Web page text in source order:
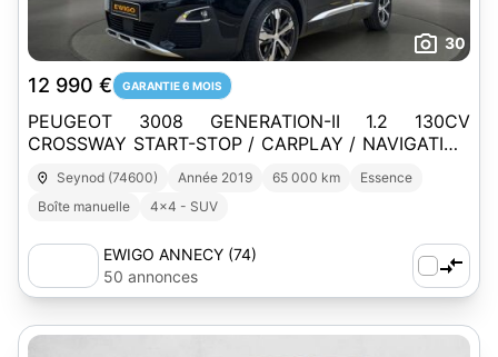
30
12 990 € GARANTIE 6 MOIS
PEUGEOT 3008 GENERATION-II 1.2 130CV
CROSSWAY START-STOP / CARPLAY / NAVIGATION
/ GARANTIE 6 MOIS
Seynod (74600) Année 2019 65 000 km
Essence
Boîte manuelle
4x4 - SUV
EWIGO ANNECY (74)
50 annonces